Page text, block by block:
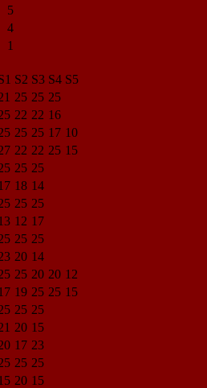
5
4
1
S2 S3 S4 S5
25 25 25
22 22 16
25 25 17 10
22 22 25 15
25 25
18 14
25 25
12 17
25 25
20 14
25 20 20 12
19 25 25 15
25 25
20 15
17 23
25 25
20 15